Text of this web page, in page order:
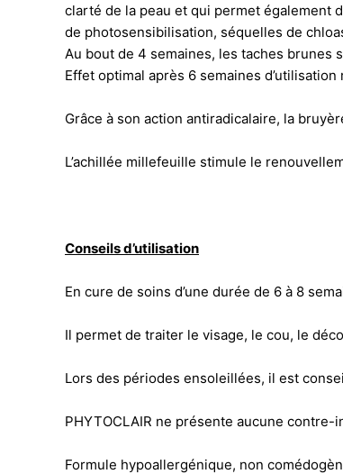
clarté de la peau et qui permet également
de photosensibilisation, séquelles de
Au bout de 4 semaines, les taches brunes
Effet optimal après 6 semaines
Grâce à son action antiradicalaire, la
L’achillée millefeuille stimule le
Conseils d’utilisation
En cure de soins d’une durée de 6 à 8
Il permet de traiter le visage, le cou, le
Lors des périodes ensoleillées, il est
PHYTOCLAIR ne présente aucune contre-
Formule hypoallergénique, non